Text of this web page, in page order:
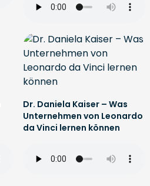
Dr. Daniela Kaiser – Was
Unternehmen von Leonardo
da Vinci lernen können